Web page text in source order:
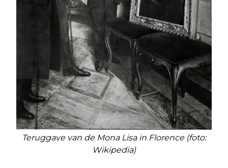
Teruggave van de Mona Lisa in Florence (foto:
Wikipedia)